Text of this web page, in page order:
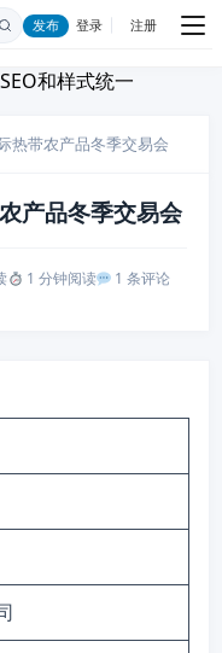
发布 登录 注册
和样式统一
热带农产品冬季交易会
产品冬季交易会
1 分钟阅读
1 条评论